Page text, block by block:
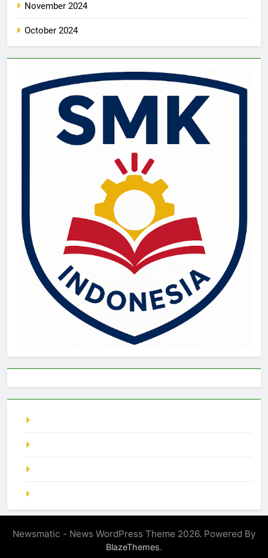
November 2024
October 2024
Newsmatic - News WordPress Theme 2026. Powered By
BlazeThemes.